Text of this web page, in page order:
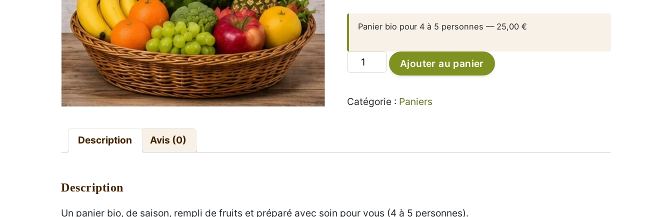
Panier bio pour 4 à 5 personnes — 25,00 €
quantité
de
panier
25€/panier
Ajouter au panier Alternative:
Catégorie : Paniers
Description Avis (0)
Description
Un panier bio, de saison, rempli de fruits et préparé avec soin pour vous (4 à 5 personnes).